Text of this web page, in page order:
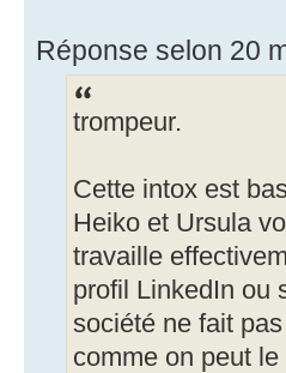
Réponse selon 20
trompeur.
Cette intox est
Heiko et Ursula
travaille
profil LinkedIn ou
société ne fait
comme on peut